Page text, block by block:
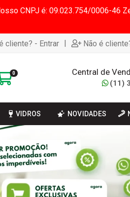
CNPJ é: 09.023.754/0006-46
cliente? - Entrar | Não é
0 Central de
(11)
VIDROS NOVIDADES